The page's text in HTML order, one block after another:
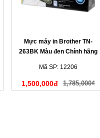
Mực máy in Brother TN-
263BK Màu đen Chính hãng
Mã SP: 12206
1,500,000đ 1,785,000₫